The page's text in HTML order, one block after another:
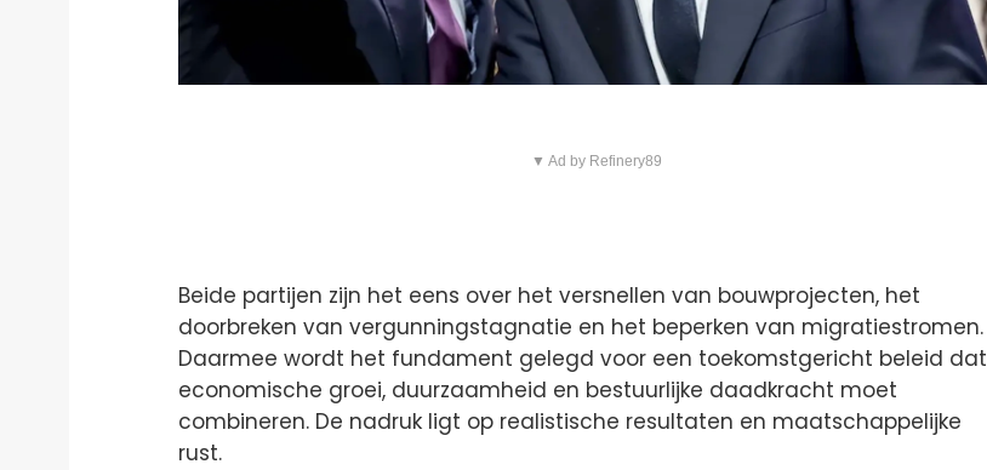
▼ Ad by Refinery89
Beide partijen zijn het eens over het versnellen van bouwprojecten, het
doorbreken van vergunningstagnatie en het beperken van migratiestromen.
Daarmee wordt het fundament gelegd voor een toekomstgericht beleid dat
economische groei, duurzaamheid en bestuurlijke daadkracht moet
combineren. De nadruk ligt op realistische resultaten en maatschappelijke
rust.